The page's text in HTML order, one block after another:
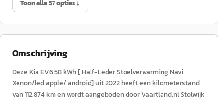
Toon alle 57 opties ↓
Omschrijving
Deze Kia EV6 58 kWh [ Half-Leder Stoelverwarming Navi
Xenon/led apple/ android] uit 2022 heeft een kilometerstand
van 112.874 km en wordt aangeboden door Vaartland.nl Stolwijk